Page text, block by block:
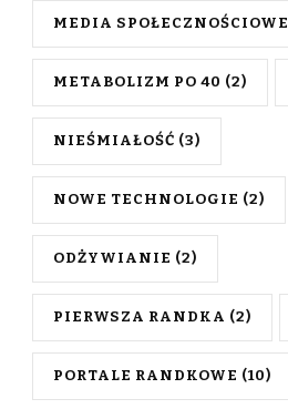
MEDIA SPOŁECZNOŚCIOWE
METABOLIZM PO 40 (2)
NIEŚMIAŁOŚĆ (3)
NOWE TECHNOLOGIE (2)
ODŻYWIANIE (2)
PIERWSZA RANDKA (2)
PORTALE RANDKOWE (10)